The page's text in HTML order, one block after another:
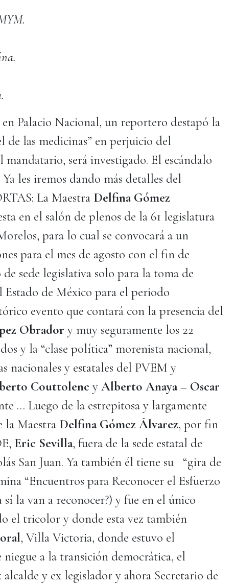
Palacio Nacional, un reportero destapó la
las medicinas” en perjuicio del
será investigado. El escándalo
Ya les iremos dando más detalles del
La Maestra Delfina Gómez
en el salón de plenos de la 61 legislatura
para lo cual se convocará a un
para el mes de agosto con el fin de
sede legislativa solo para la toma de
de México para el periodo
evento que contará con la presencia del
Obrador y muy seguramente los 22
y la “clase política” morenista nacional,
nacionales y estatales del PVEM y
Couttolenc y Alberto Anaya– Oscar
… Luego de la estrepitosa y largamente
la Maestra Delfina Gómez Álvarez, por fin
Eric Sevilla, fuera de la sede estatal de
San Juan. Ya también él tiene su “gira de
“Encuentros para Reconocer el Esfuerzo
la van a reconocer?) y fue en el único
el tricolor y donde esta vez también
, Villa Victoria, donde estuvo el
niegue a la transición democrática, el
y ex legislador y ahora Secretario de